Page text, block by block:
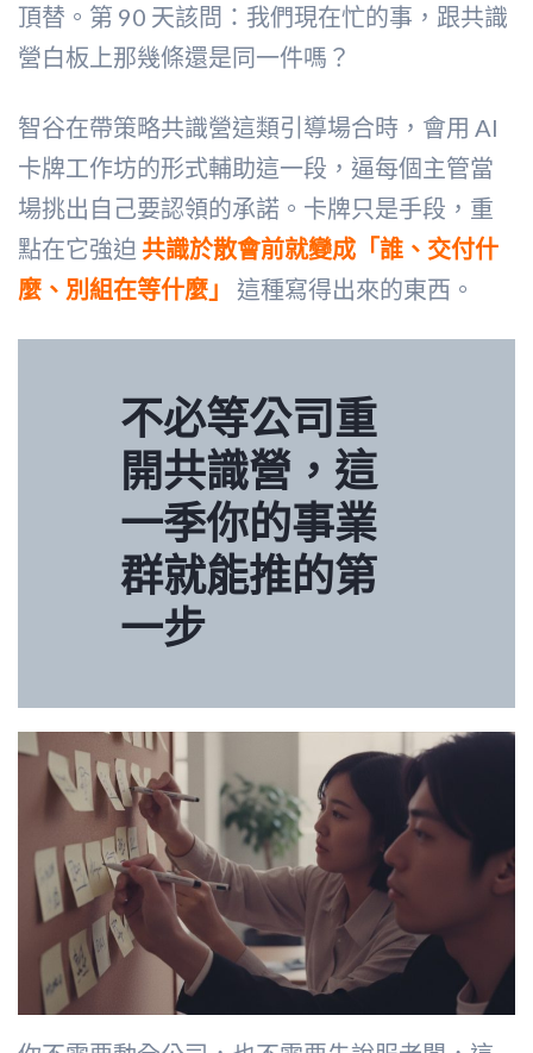
頂替。第 90 天該問：我們現在忙的事，跟共識
營白板上那幾條還是同一件嗎？
智谷在帶策略共識營這類引導場合時，會用 AI
卡牌工作坊的形式輔助這一段，逼每個主管當
場挑出自己要認領的承諾。卡牌只是手段，重
點在它強迫 共識於散會前就變成「誰、交付什
麼、別組在等什麼」
這種寫得出來的東西。
不必等公司重
開共識營，這
一季你的事業
群就能推的第
一步